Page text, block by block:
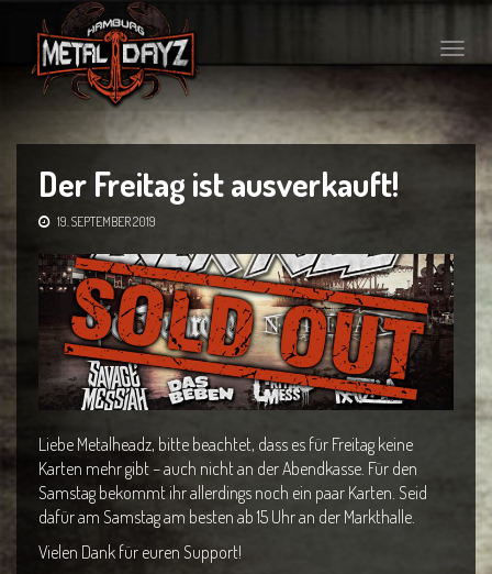
Toggle
Der Freitag ist ausverkauft!
19. SEPTEMBER 2019
Liebe Metalheadz, bitte beachtet, dass es für Freitag keine
Karten mehr gibt – auch nicht an der Abendkasse. Für den
Samstag bekommt ihr allerdings noch ein paar Karten. Seid
dafür am Samstag am besten ab 15 Uhr an der Markthalle.
Vielen Dank für euren Support!